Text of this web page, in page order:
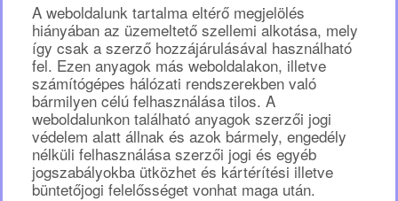
A weboldalunk tartalma eltérő megjelölés
hiányában az üzemeltető szellemi alkotása, mely
így csak a szerző hozzájárulásával használható
fel. Ezen anyagok más weboldalakon, illetve
számítógépes hálózati rendszerekben való
bármilyen célú felhasználása tilos. A
weboldalunkon található anyagok szerzői jogi
védelem alatt állnak és azok bármely, engedély
nélküli felhasználása szerzői jogi és egyéb
jogszabályokba ütközhet és kártérítési illetve
büntetőjogi felelősséget vonhat maga után.